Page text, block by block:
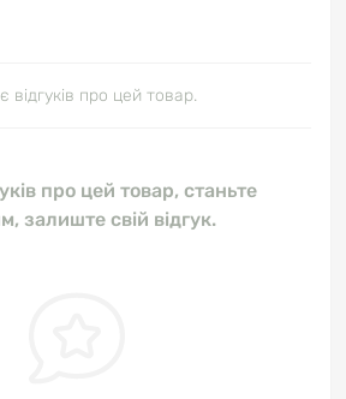
відгуків про цей товар.
про цей товар, станьте
залиште свій відгук.